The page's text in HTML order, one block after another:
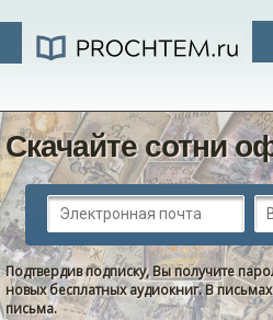
Скачайте сотни
Подтвердив подписку, Вы получите
новых бесплатных аудиокниг. В
письма.